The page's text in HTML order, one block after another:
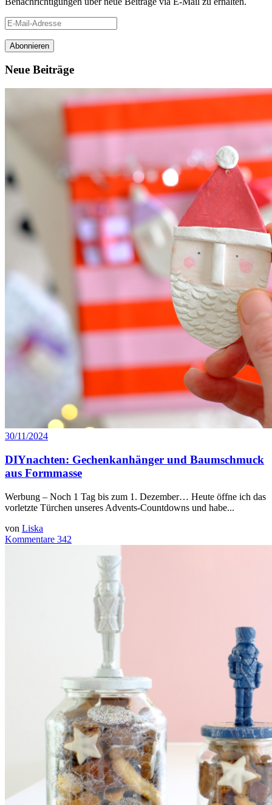
E-
Mail-
Adresse
Neue Beiträge
30/11/2024
DIYnachten: Gechenkanhänger und Baumschmuck
aus Formmasse
Werbung – Noch 1 Tag bis zum 1. Dezember… Heute öffne ich das
vorletzte Türchen unseres Advents-Countdowns und habe...
von Liska
Kommentare 342